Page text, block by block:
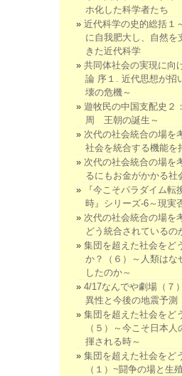
ホ化した科学者たち
近代科学の史的総括１
に自我肥大し、自然を
きた近代科学
共同体社会の実現に
論 序１. 近代思想が招
壊の危機～
遊牧民の中国支配史２
周 王朝の誕生～
次代の社会統合の場を
社会を統合する機能を
次代の社会統合の場を
るにもお金がかかる社
『今こそパラダイム転
時』シリーズ-6～現実
次代の社会統合の場を
どう統合されているの
集団を超えた社会をど
か？（６）～人類はな
したのか～
4/17なんでや劇場（７
異性と今後の地震予測
集団を超えた社会をど
（５）～今こそ日本
揮される時～
集団を超えた社会をど
（１）~闘争の場と生